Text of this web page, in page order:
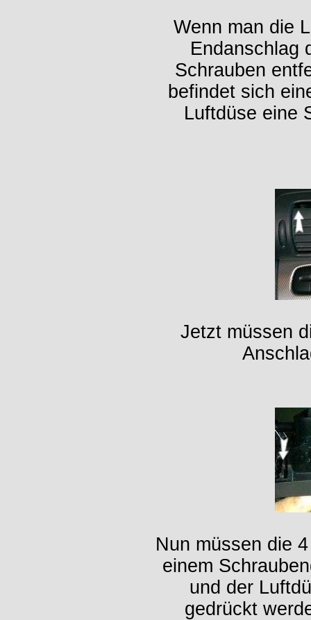
Wenn man die
Endanschlag
Schrauben
befindet sich
Luftdüse eine
Jetzt müssen
Nun müssen die
einem
und der
gedrückt